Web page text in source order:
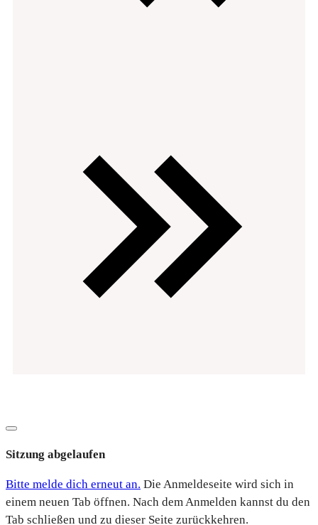
Dialog
Sitzung abgelaufen
Bitte melde dich erneut an. Die Anmeldeseite wird sich in
einem neuen Tab öffnen. Nach dem Anmelden kannst du den
Tab schließen und zu dieser Seite zurückkehren.